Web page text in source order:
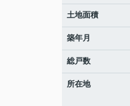
土地面積
築年月
総戸数
所在地